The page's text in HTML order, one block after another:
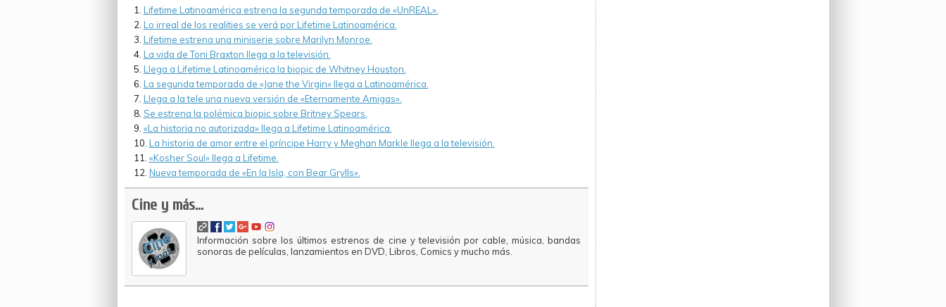
Lifetime Latinoamérica estrena la segunda temporada de «UnREAL».
Lo irreal de los realities se verá por Lifetime Latinoamérica.
Lifetime estrena una miniserie sobre Marilyn Monroe.
La vida de Toni Braxton llega a la televisión.
Llega a Lifetime Latinoamérica la biopic de Whitney Houston.
La segunda temporada de «Jane the Virgin» llega a Latinoamérica.
Llega a la tele una nueva versión de «Eternamente Amigas».
Se estrena la polémica biopic sobre Britney Spears.
«La historia no autorizada» llega a Lifetime Latinoamérica.
La historia de amor entre el príncipe Harry y Meghan Markle llega a la televisión.
«Kosher Soul» llega a Lifetime.
Nueva temporada de «En la Isla, con Bear Grylls».
Cine y más...
Información sobre los últimos estrenos de cine y televisión por cable, música, bandas
sonoras de películas, lanzamientos en DVD, Libros, Comics y mucho más.